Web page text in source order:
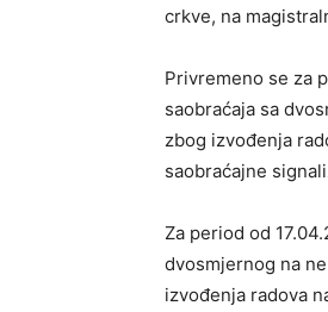
crkve, na
Privremeno se za
saobraćaja sa
zbog izvođenja
saobraćajne
Za period od
dvosmjernog na
izvođenja radova